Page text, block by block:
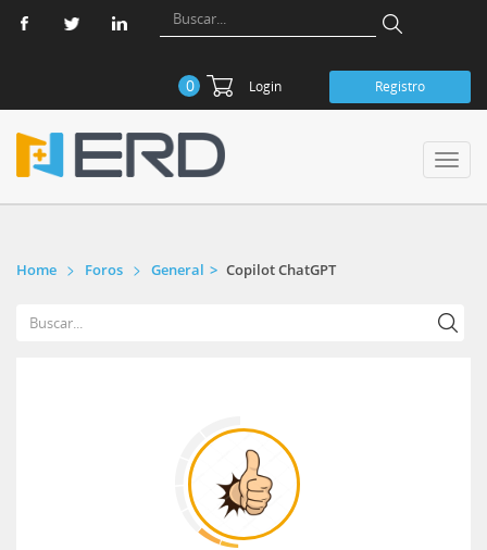
0 Login Registro
Home Foros General Copilot ChatGPT